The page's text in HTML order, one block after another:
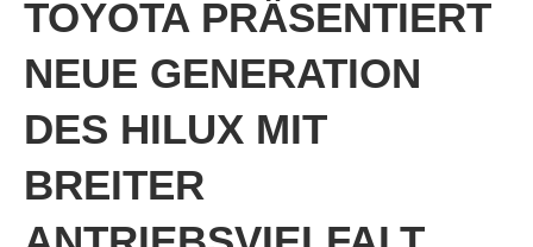
TOYOTA PRÄSENTIERT
NEUE GENERATION
DES HILUX MIT
BREITER